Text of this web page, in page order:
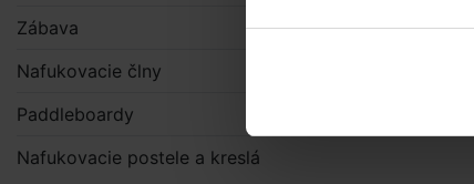
Zábava
Nafukovacie člny
Paddleboardy
Nafukovacie postele a kreslá